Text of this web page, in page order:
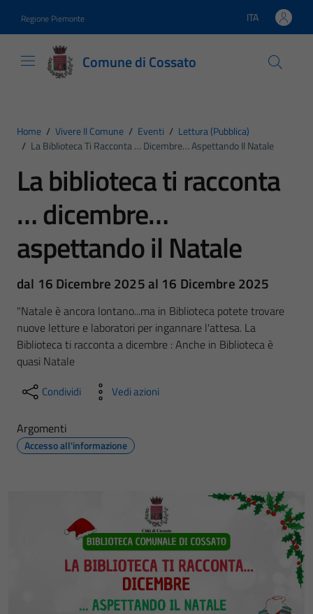
Regione Piemonte Lingua attiva:
ITA
Comune di Cossato
Home / Vivere Il Comune / Eventi / Lettura (pubblica)
/ La Biblioteca Ti Racconta … Dicembre… Aspettando Il Natale
La biblioteca ti racconta
… dicembre…
aspettando il Natale
dal 16 Dicembre 2025 al 16 Dicembre 2025
"Natale è ancora lontano...ma in Biblioteca potete trovare
nuove letture e laboratori per ingannare l'attesa. La
Biblioteca ti racconta a dicembre : Anche in Biblioteca è
quasi Natale
Condividi Vedi azioni
Argomenti
Accesso all'informazione